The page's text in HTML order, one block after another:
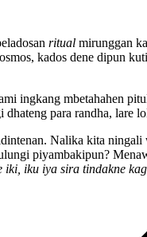
ritual mirunggan
kados dene dipun
ingkang mbetahahen
para randha, lare
Nalika kita
piyambakipun?
iku iya sira tindakne